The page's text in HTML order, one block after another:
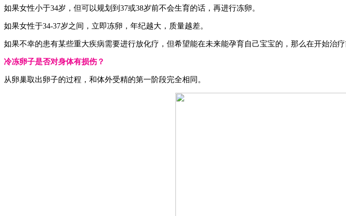
如果女性小于34岁，但可以规划到37或38岁前不会生育的话，再进行冻卵。
如果女性于34-37岁之间，立即冻卵，年纪越大，质量越差。
如果不幸的患有某些重大疾病需要进行放化疗，但希望能在未来能孕育自己宝宝的，那么在开始治疗
冷冻卵子是否对身体有损伤？
从卵巢取出卵子的过程，和体外受精的第一阶段完全相同。